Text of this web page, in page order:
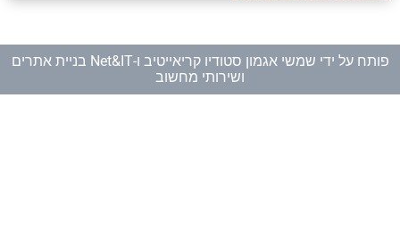
פותח על ידי שמשי אגמון סטודיו קריאייטיב ו-
Net&IT בניית אתרים
ושירותי מחשוב